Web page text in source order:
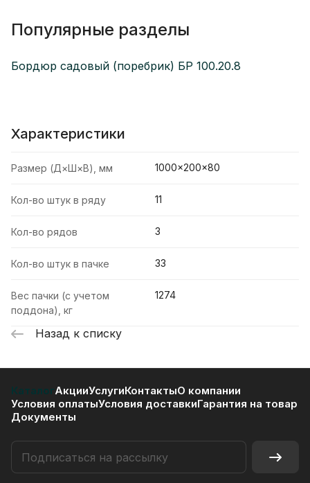
Популярные разделы
Бордюр садовый (поребрик) БР 100.20.8
Характеристики
Размер (Д×Ш×В), мм 1000×200×80
Кол-во штук в ряду 11
Кол-во рядов 3
Кол-во штук в пачке 33
Вес пачки (с учетом
поддона), кг
1274
Назад к списку
КаталогАкцииУслугиКонтактыО компании
Условия оплатыУсловия доставкиГарантия на товар
Документы